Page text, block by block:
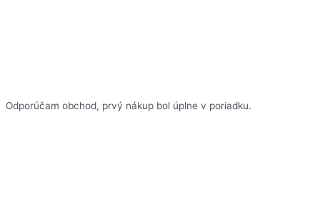
Odporúčam obchod, prvý nákup bol úplne v poriadku.